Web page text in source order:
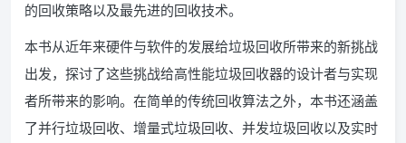
的回收策略以及最先进的回收技术。
本书从近年来硬件与软件的发展给垃圾回收所带来的新挑战
出发，探讨了这些挑战给高性能垃圾回收器的设计者与实现
者所带来的影响。在简单的传统回收算法之外，本书还涵盖
了并行垃圾回收、增量式垃圾回收、并发垃圾回收以及实时